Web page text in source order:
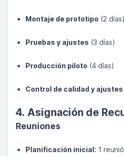
Montaje de prototipo (2 días)
Pruebas y ajustes (3 días)
Producción piloto (4 días)
Control de calidad y
4. Asignación de
Reuniones
Planificación inicial: 1